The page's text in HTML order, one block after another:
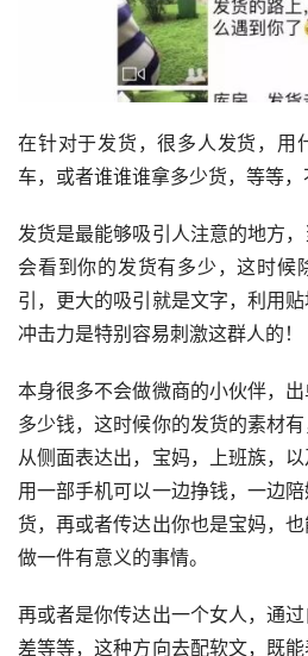
在针对于发货，很多人发货，用
车，或者谁谁谁拿多少货，等等，
发货是最能够吸引人注意的地方
会看到你的发货有多少，这时候
引，更大的吸引就是文字，利用
冲击力是特别容易刺激这群人的！
本身很多不会做微商的小伙伴，
多少钱，这时候你的发货的素材有
从侧面表达出，宝妈，上班族，
用一部手机可以一边挣钱，一边
货，再或者传达出你也是宝妈，也
做一件有意义的事情。
再或者是你传达出一个女人，通
差等等，这种方向去配软文，既